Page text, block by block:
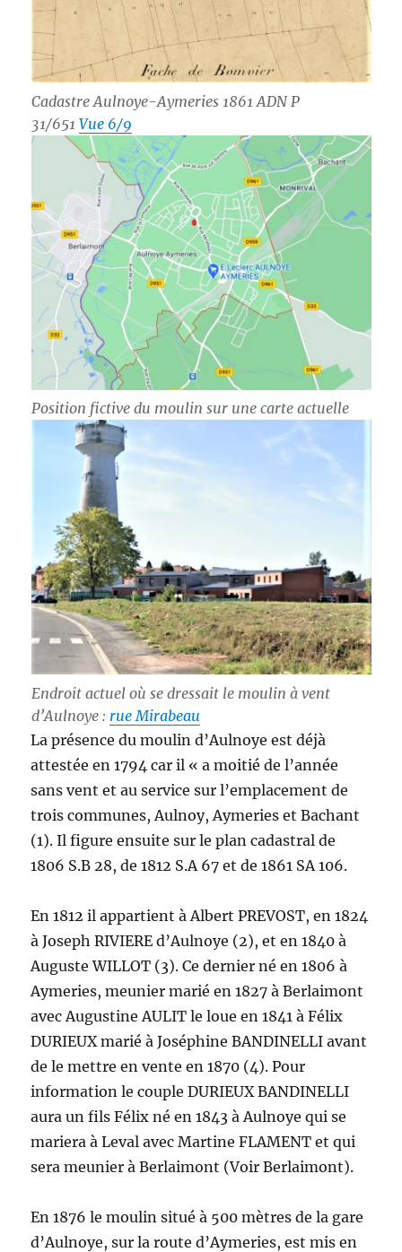
Cadastre Aulnoye-Aymeries 1861 ADN P
31/651 Vue 6/9
Position fictive du moulin sur une carte actuelle
Endroit actuel où se dressait le moulin à vent
d’Aulnoye : rue Mirabeau
La présence du moulin d’Aulnoye est déjà
attestée en 1794 car il « a moitié de l’année
sans vent et au service sur l’emplacement de
trois communes, Aulnoy, Aymeries et Bachant
(1). Il figure ensuite sur le plan cadastral de
1806 S.B 28, de 1812 S.A 67 et de 1861 SA 106.
En 1812 il appartient à Albert PREVOST, en 1824
à Joseph RIVIERE d’Aulnoye (2), et en 1840 à
Auguste WILLOT (3). Ce dernier né en 1806 à
Aymeries, meunier marié en 1827 à Berlaimont
avec Augustine AULIT le loue en 1841 à Félix
DURIEUX marié à Joséphine BANDINELLI avant
de le mettre en vente en 1870 (4). Pour
information le couple DURIEUX BANDINELLI
aura un fils Félix né en 1843 à Aulnoye qui se
mariera à Leval avec Martine FLAMENT et qui
sera meunier à Berlaimont (Voir Berlaimont).
En 1876 le moulin situé à 500 mètres de la gare
d’Aulnoye, sur la route d’Aymeries, est mis en